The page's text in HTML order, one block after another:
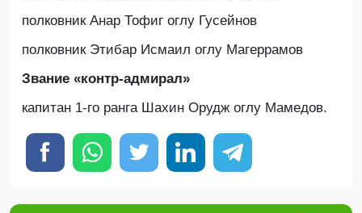
полковник Анар Тофиг оглу Гусейнов
полковник Этибар Исмаил оглу Магеррамов
Звание «контр-адмирал»
капитан 1-го ранга Шахин Орудж оглу Мамедов.